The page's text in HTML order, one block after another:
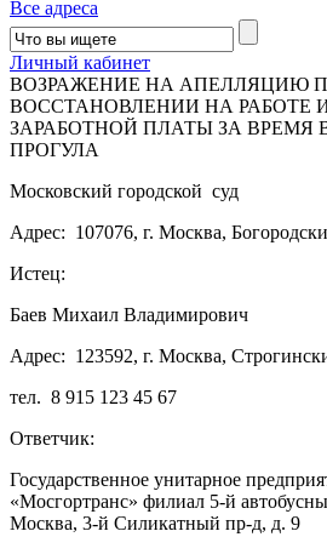
Все адреса
Личный кабинет
ВОЗРАЖЕНИЕ НА АПЕЛЛЯЦИЮ
ВОССТАНОВЛЕНИИ НА РАБОТЕ
ЗАРАБОТНОЙ ПЛАТЫ ЗА
ПРОГУЛА
Московский городской суд
Адрес: 107076, г. Москва,
Истец:
Баев Михаил Владимирович
Адрес: 123592, г. Москва,
тел. 8 915 123 45 67
Ответчик:
Государственное унитарное
«Мосгортранс» филиал 5-й
Москва, 3-й Силикатный пр-д, д. 9